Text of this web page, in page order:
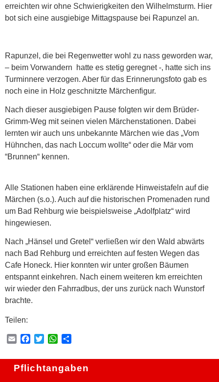
erreichten wir ohne Schwierigkeiten den Wilhelmsturm. Hier
bot sich eine ausgiebige Mittagspause bei Rapunzel an.
Rapunzel, die bei Regenwetter wohl zu nass geworden war,
– beim Vorwandern hatte es stetig geregnet -, hatte sich ins
Turminnere verzogen. Aber für das Erinnerungsfoto gab es
noch eine in Holz geschnitzte Märchenfigur.
Nach dieser ausgiebigen Pause folgten wir dem Brüder-
Grimm-Weg mit seinen vielen Märchenstationen. Dabei
lernten wir auch uns unbekannte Märchen wie das „Vom
Hühnchen, das nach Loccum wollte“ oder die Mär vom
“Brunnen“ kennen.
Alle Stationen haben eine erklärende Hinweistafeln auf die
Märchen (s.o.). Auch auf die historischen Promenaden rund
um Bad Rehburg wie beispielsweise „Adolfplatz“ wird
hingewiesen.
Nach „Hänsel und Gretel“ verließen wir den Wald abwärts
nach Bad Rehburg und erreichten auf festen Wegen das
Cafe Honeck. Hier konnten wir unter großen Bäumen
entspannt einkehren. Nach einem weiteren km erreichten
wir wieder den Fahrradbus, der uns zurück nach Wunstorf
brachte.
Teilen:
EmailFacebook
TwitterWhatsApp
Pflichtangaben